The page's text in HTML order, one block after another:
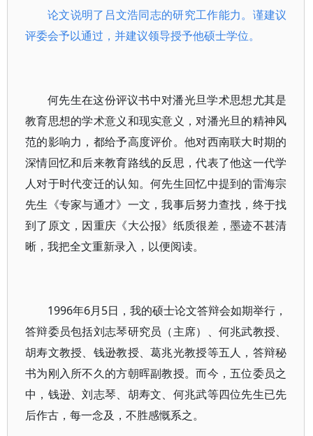
论文说明了吕文浩同志的研究工作能力。谨建议
评委会予以通过，并建议领导授予他硕士学位。
何先生在这份评议书中对潘光旦学术思想尤其是
教育思想的学术意义和现实意义，对潘光旦的精神风
范的影响力，都给予高度评价。他对西南联大时期的
深情回忆和后来教育路线的反思，代表了他这一代学
人对于时代变迁的认知。何先生回忆中提到的雷海宗
先生《专家与通才》一文，我事后努力查找，终于找
到了原文，因重庆《大公报》纸质很差，墨迹不甚清
晰，我把全文重新录入，以便阅读。
1996年6月5日，我的硕士论文答辩会如期举行，
答辩委员包括刘志琴研究员（主席）、何兆武教授、
胡寿文教授、钱逊教授、葛兆光教授等五人，答辩秘
书为刚入所不久的方朝晖副教授。而今，五位委员之
中，钱逊、刘志琴、胡寿文、何兆武等四位先生已先
后作古，每一念及，不胜感慨系之。